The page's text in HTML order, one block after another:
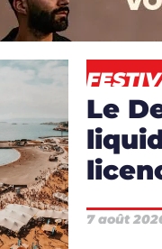
Le
7 août